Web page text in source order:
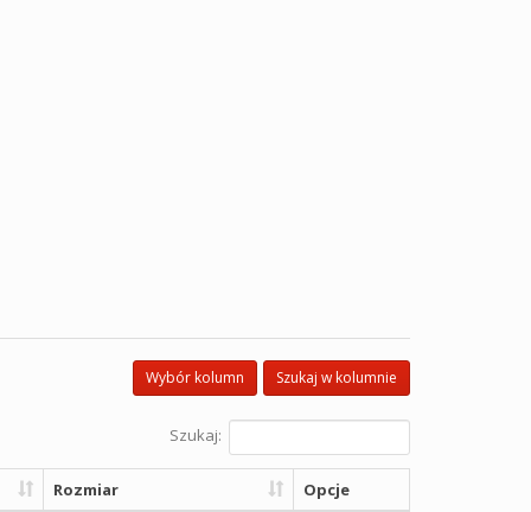
Szukaj w kolumnie
Wybór kolumn
Szukaj:
Rozmiar Opcje